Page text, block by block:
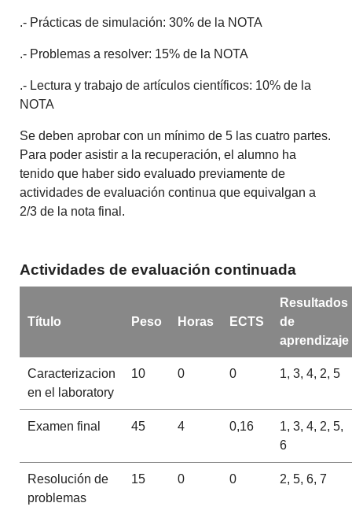
.- Prácticas de simulación: 30% de la NOTA
.- Problemas a resolver: 15% de la NOTA
.- Lectura y trabajo de artículos científicos: 10% de la
NOTA
Se deben aprobar con un mínimo de 5 las cuatro partes.
Para poder asistir a la recuperación, el alumno ha
tenido que haber sido evaluado previamente de
actividades de evaluación continua que equivalgan a
2/3 de la nota final.
Actividades de evaluación continuada
Título Peso Horas ECTS
Resultados
de
aprendizaje
Caracterizacion
en el laboratory
10 0 0 1, 3, 4, 2, 5
Examen final 45 4 0,16
1, 3, 4, 2, 5,
6
Resolución de
problemas
15 0 0 2, 5, 6, 7